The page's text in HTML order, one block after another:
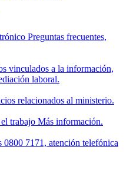
Preguntas frecuentes,
vinculados a la información,
laboral.
relacionados al ministerio.
trabajo Más información.
0800 7171, atención telefónica